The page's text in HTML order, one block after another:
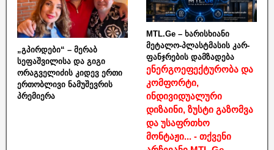
„გპირდები“ – მერაბ
სეფაშვილისა და გიგი
ორაგველიძის კიდევ ერთი
ერთობლივი ნამუშევრის
პრემიერა
MTL.Ge – ხარისხიანი
მეტალო-პლასტმასის კარ-
ფანჯრების დამზადება
ენერგოეფექტურობა და
კომფორტი,
ინდივიდუალური
დიზაინი, ზუსტი გაზომვა
და უსაფრთხო
მონტაჟი... - თქვენი